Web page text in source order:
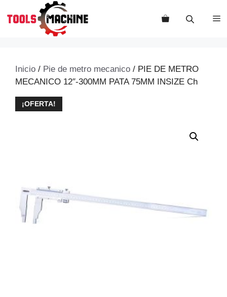
Inicio / Pie de metro mecanico / PIE DE METRO
MECANICO 12″-300MM PATA 75MM INSIZE Ch
¡OFERTA!